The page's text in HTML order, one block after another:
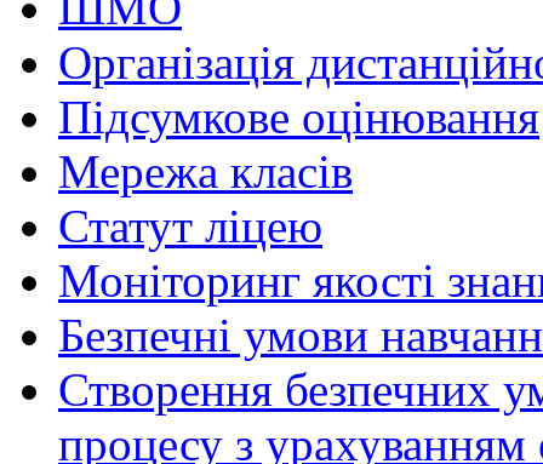
Організація
Підсумкове оцінювання
Мережа класів
Статут ліцею
Моніторинг якості
Безпечні умови
Створення безпечних
процесу з урахуванням